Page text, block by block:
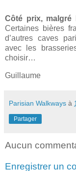
Côté prix, malgré
Certaines bières
d’autres caves
avec les
choisir…
Guillaume
Parisian Walkways à
Partager
Aucun
Enregistrer un